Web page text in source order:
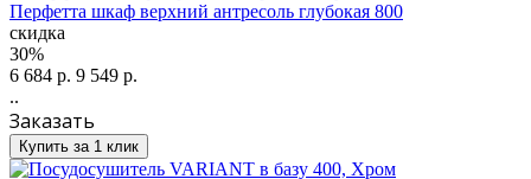
Перфетта шкаф верхний антресоль глубокая 800
скидка
30%
6 684 р. 9 549 р.
..
Заказать
Купить за 1 клик